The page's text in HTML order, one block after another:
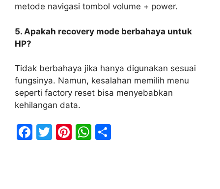
metode navigasi tombol volume + power.
5. Apakah recovery mode berbahaya untuk
HP?
Tidak berbahaya jika hanya digunakan sesuai
fungsinya. Namun, kesalahan memilih menu
seperti factory reset bisa menyebabkan
kehilangan data.
F
T
Pi W